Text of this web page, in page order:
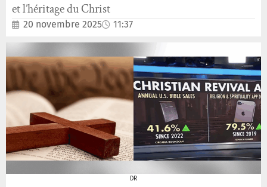
et l’héritage du Christ
20 novembre 2025 11:37
DR